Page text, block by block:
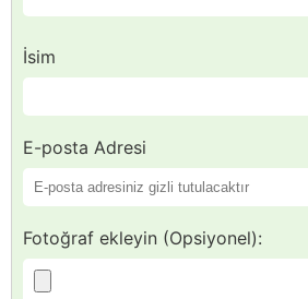
İsim
E-posta Adresi
Fotoğraf ekleyin (Opsiyonel):